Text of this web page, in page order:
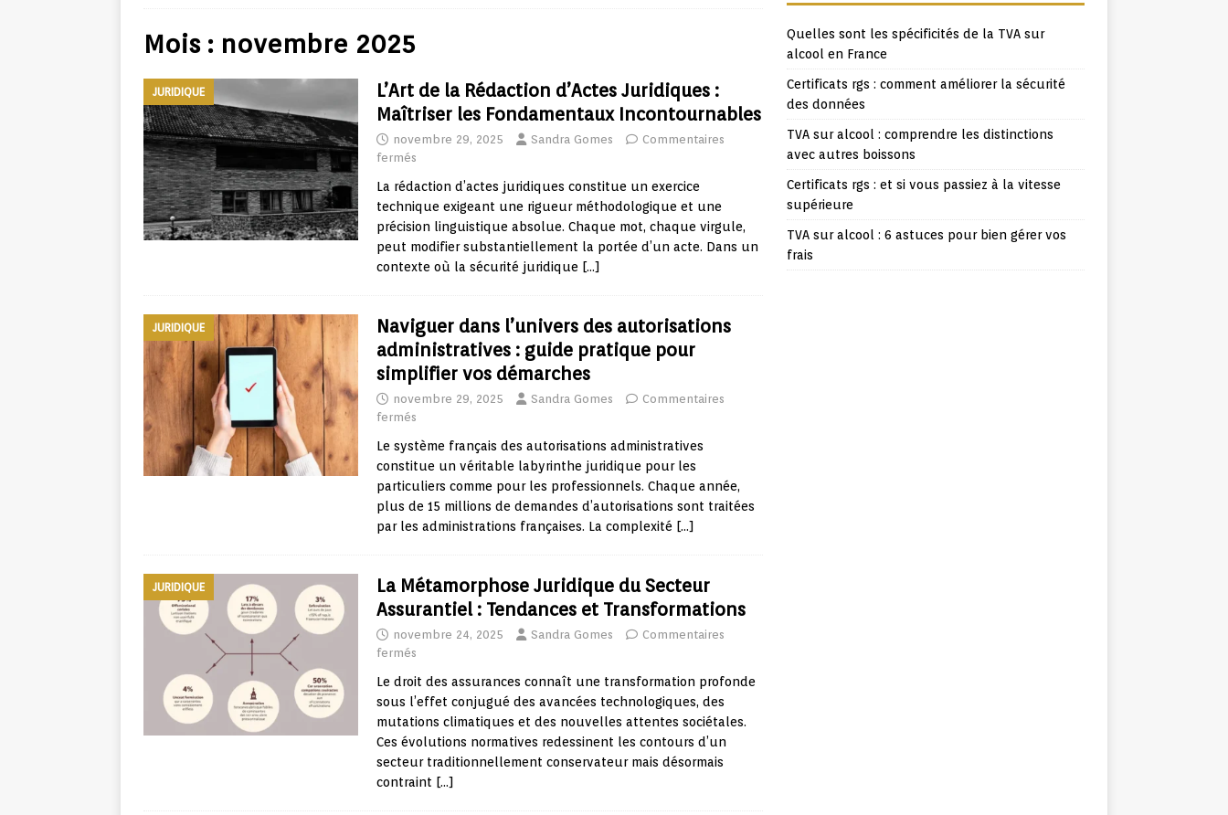
Mois : novembre 2025
JURIDIQUE
L’Art de la Rédaction d’Actes Juridiques :
Maîtriser les Fondamentaux Incontournables
novembre 29, 2025 Sandra Gomes
Commentaires
fermés
La rédaction d’actes juridiques constitue un exercice
technique exigeant une rigueur méthodologique et une
précision linguistique absolue. Chaque mot, chaque virgule,
peut modifier substantiellement la portée d’un acte. Dans un
contexte où la sécurité juridique […]
JURIDIQUE
Naviguer dans l’univers des autorisations
administratives : guide pratique pour
simplifier vos démarches
novembre 29, 2025 Sandra Gomes
Commentaires
fermés
Le système français des autorisations administratives
constitue un véritable labyrinthe juridique pour les
particuliers comme pour les professionnels. Chaque année,
plus de 15 millions de demandes d’autorisations sont traitées
par les administrations françaises. La complexité […]
JURIDIQUE
La Métamorphose Juridique du Secteur
Assurantiel : Tendances et Transformations
novembre 24, 2025 Sandra Gomes
Commentaires
fermés
Le droit des assurances connaît une transformation profonde
sous l’effet conjugué des avancées technologiques, des
mutations climatiques et des nouvelles attentes sociétales.
Ces évolutions normatives redessinent les contours d’un
secteur traditionnellement conservateur mais désormais
contraint […]
Quelles sont les spécificités de la TVA sur
alcool en France
Certificats rgs : comment améliorer la sécurité
des données
TVA sur alcool : comprendre les distinctions
avec autres boissons
Certificats rgs : et si vous passiez à la vitesse
supérieure
TVA sur alcool : 6 astuces pour bien gérer vos
frais